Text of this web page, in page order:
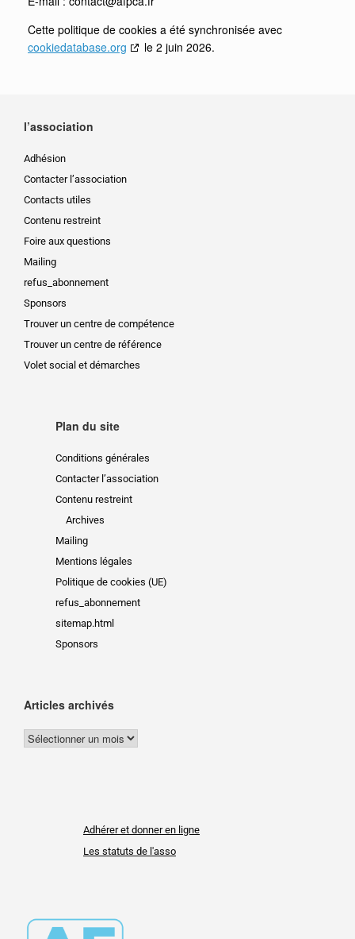
Cette politique de cookies a été synchronisée avec
cookiedatabase.org
le 2 juin 2026.
l’association
Adhésion
Contacter l’association
Contacts utiles
Contenu restreint
Foire aux questions
Mailing
refus_abonnement
Sponsors
Trouver un centre de compétence
Trouver un centre de référence
Volet social et démarches
Plan du site
Conditions générales
Contacter l’association
Contenu restreint
Archives
Mailing
Mentions légales
Politique de cookies (UE)
refus_abonnement
sitemap.html
Sponsors
Articles archivés
Adhérer et donner en ligne
Les statuts de l'asso